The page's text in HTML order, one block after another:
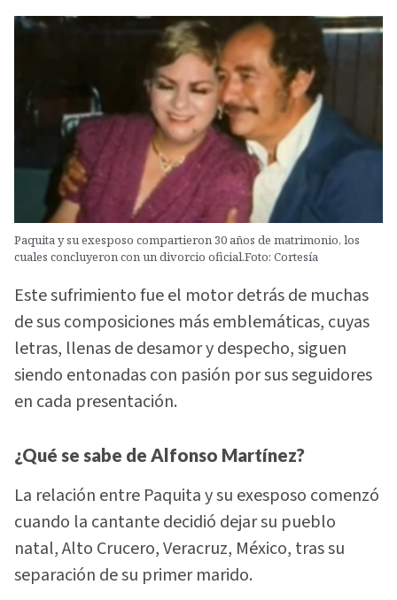
Paquita y su exesposo compartieron 30 años de matrimonio, los
cuales concluyeron con un divorcio oficial.Foto: Cortesía
Este sufrimiento fue el motor detrás de muchas
de sus composiciones más emblemáticas, cuyas
letras, llenas de desamor y despecho, siguen
siendo entonadas con pasión por sus seguidores
en cada presentación.
¿Qué se sabe de Alfonso Martínez?
La relación entre Paquita y su exesposo comenzó
cuando la cantante decidió dejar su pueblo
natal, Alto Crucero, Veracruz, México, tras su
separación de su primer marido.